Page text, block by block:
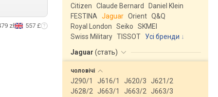
zł 557 £
Citizen
Claude Bernard
Daniel Klein
FESTINA
Jaguar Orient Q&Q
Royal London
Seiko
SKMEI
Swiss Military TISSOT
Усі бренди
Jaguar (стать)
чоловічі
J290/1 J616/1 J620/3
J621/2
J628/2
J663/1 J663/2
J663/3